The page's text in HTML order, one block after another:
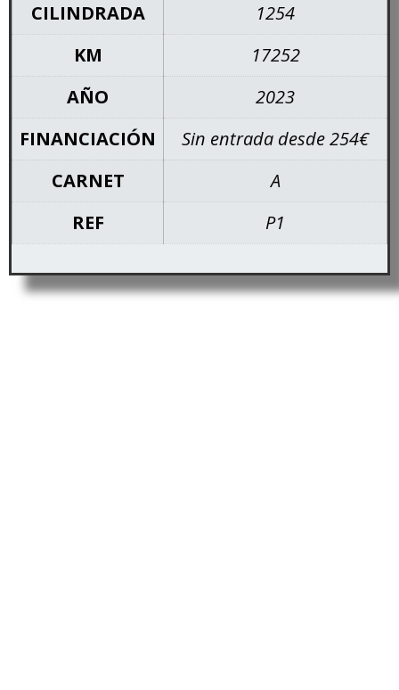
CILINDRADA
1254
KM
17252
AÑO
2023
FINANCIACIÓN
Sin entrada desde 254€
CARNET
A
REF
P1